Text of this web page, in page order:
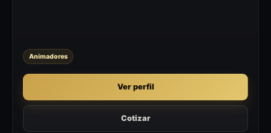
Animadores
Ver perfil
Cotizar